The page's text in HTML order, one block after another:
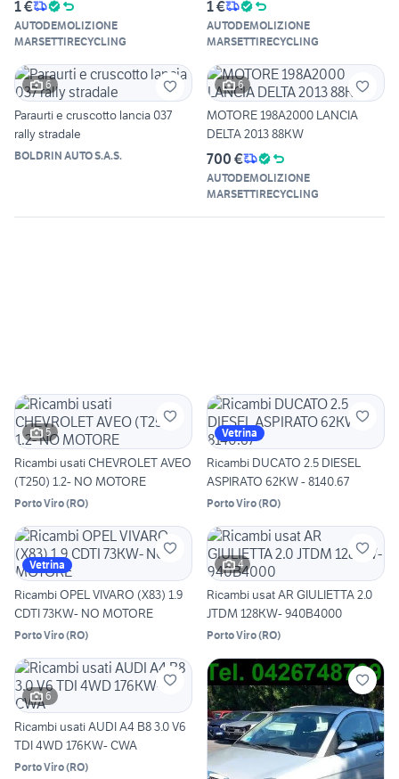
1 €
AUTODEMOLIZIONE
MARSETTIRECYCLING
1 €
AUTODEMOLIZIONE
MARSETTIRECYCLING
6
Paraurti e cruscotto lancia 037
rally stradale
BOLDRIN AUTO S.A.S.
6
MOTORE 198A2000 LANCIA
DELTA 2013 88KW
700 €
AUTODEMOLIZIONE
MARSETTIRECYCLING
5
Ricambi usati CHEVROLET AVEO
(T250) 1.2- NO MOTORE
Porto Viro(RO)
Vetrina
Ricambi DUCATO 2.5 DIESEL
ASPIRATO 62KW - 8140.67
Porto Viro(RO)
Vetrina
Ricambi OPEL VIVARO (X83) 1.9
CDTI 73KW- NO MOTORE
Porto Viro(RO)
4
Ricambi usat AR GIULIETTA 2.0
JTDM 128KW- 940B4000
Porto Viro(RO)
6
Ricambi usati AUDI A4 B8 3.0 V6
TDI 4WD 176KW- CWA
Porto Viro(RO)